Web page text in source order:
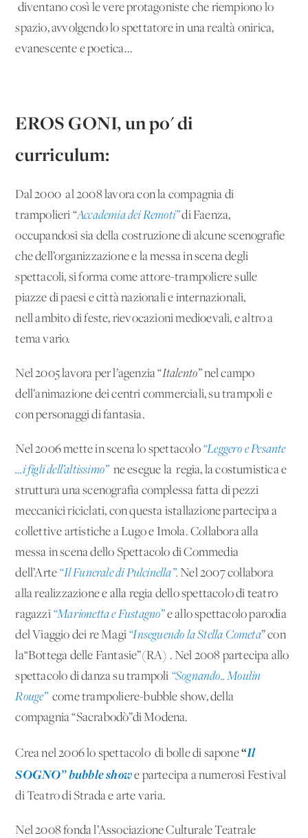
diventano così le vere protagoniste che riempiono lo
spazio, avvolgendo lo spettatore in una realtà onirica,
evanescente e poetica...
EROS GONI, un po' di
curriculum:
Dal 2000 al 2008 lavora con la compagnia di
trampolieri “Accademia dei Remoti”di Faenza,
occupandosi sia della costruzione di alcune scenografie
che dell’organizzazione e la messa in scena degli
spettacoli, si forma come attore-trampoliere sulle
piazze di paesi e città nazionali e internazionali,
nell'ambito di feste, rievocazioni medioevali, e altro a
tema vario.
Nel 2005 lavora per l’agenzia “Italento”nel campo
dell’animazione dei centri commerciali, su trampoli e
con personaggi di fantasia.
Nel 2006 mette in scena lo spettacolo “Leggero e Pesante
…i figli dell’altissimo”ne esegue la regia, la costumistica e
struttura una scenografia complessa fatta di pezzi
meccanici riciclati, con questa istallazione partecipa a
collettive artistiche a Lugo e Imola. Collabora alla
messa in scena dello Spettacolo di Commedia
dell’Arte “Il Funerale di Pulcinella”.Nel 2007 collabora
alla realizzazione e alla regia dello spettacolo di teatro
ragazzi “Marionetta e Fustagno”e allo spettacolo parodia
del Viaggio dei re Magi “Inseguendo la Stella Cometa” con
la“Bottega delle Fantasie”(RA) . Nel 2008 partecipa allo
spettacolo di danza su trampoli “Sognando.. Moulin
Rouge”come trampoliere-bubble show, della
compagnia “Sacrabodò”di Modena.
Crea nel 2006 lo spettacolo di bolle di sapone“Il
SOGNO” bubble showe partecipa a numerosi Festival
di Teatro di Strada e arte varia.
Nel 2008 fonda l’Associazione Culturale Teatrale